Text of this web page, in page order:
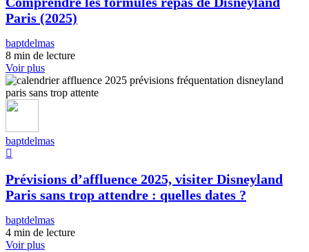
Paris (2025)
baptdelmas
8 min de lecture
Voir plus
baptdelmas
Prévisions d’affluence 2025, visiter Disneyland
Paris sans trop attendre : quelles dates ?
baptdelmas
4 min de lecture
Voir plus